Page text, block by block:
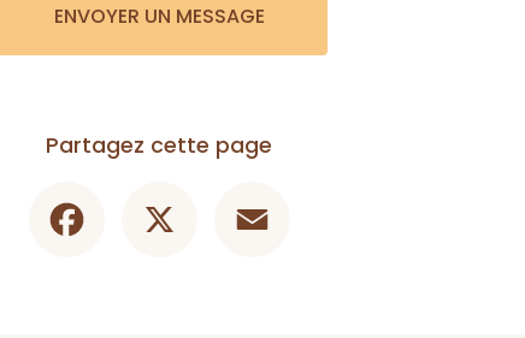
ENVOYER UN MESSAGE
Partagez cette page